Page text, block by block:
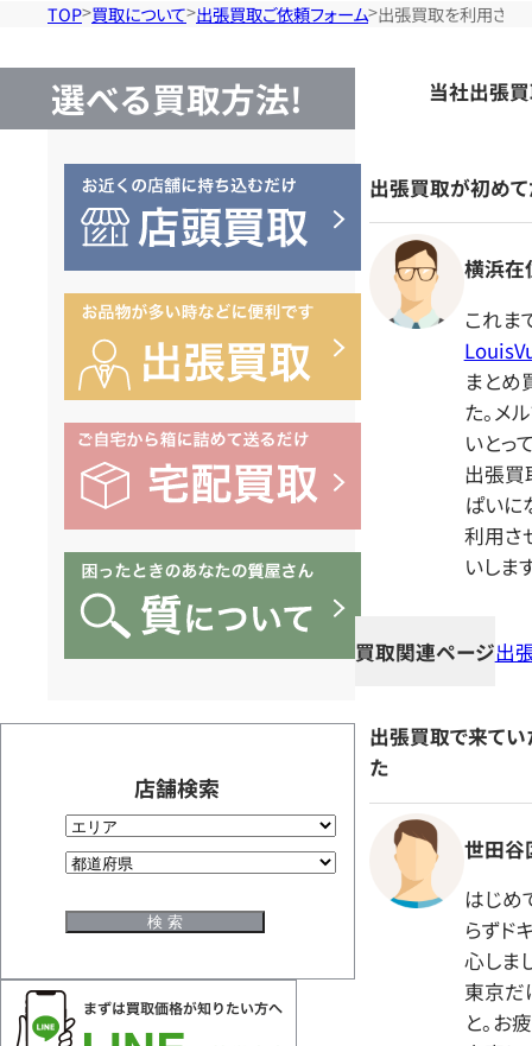
TOP 買取について 出張買取ご依頼フォーム 出張買取を利用され
選べる買取方法!
店舗検索
当社出張
出張買取が初めて
横浜在
これま
まとめ
た。メ
いとっ
出張
ぱいに
利用さ
いしま
買取関連ページ出
出張買取で来て
た
世田谷
はじめ
らずド
心しま
東京だ
と。お